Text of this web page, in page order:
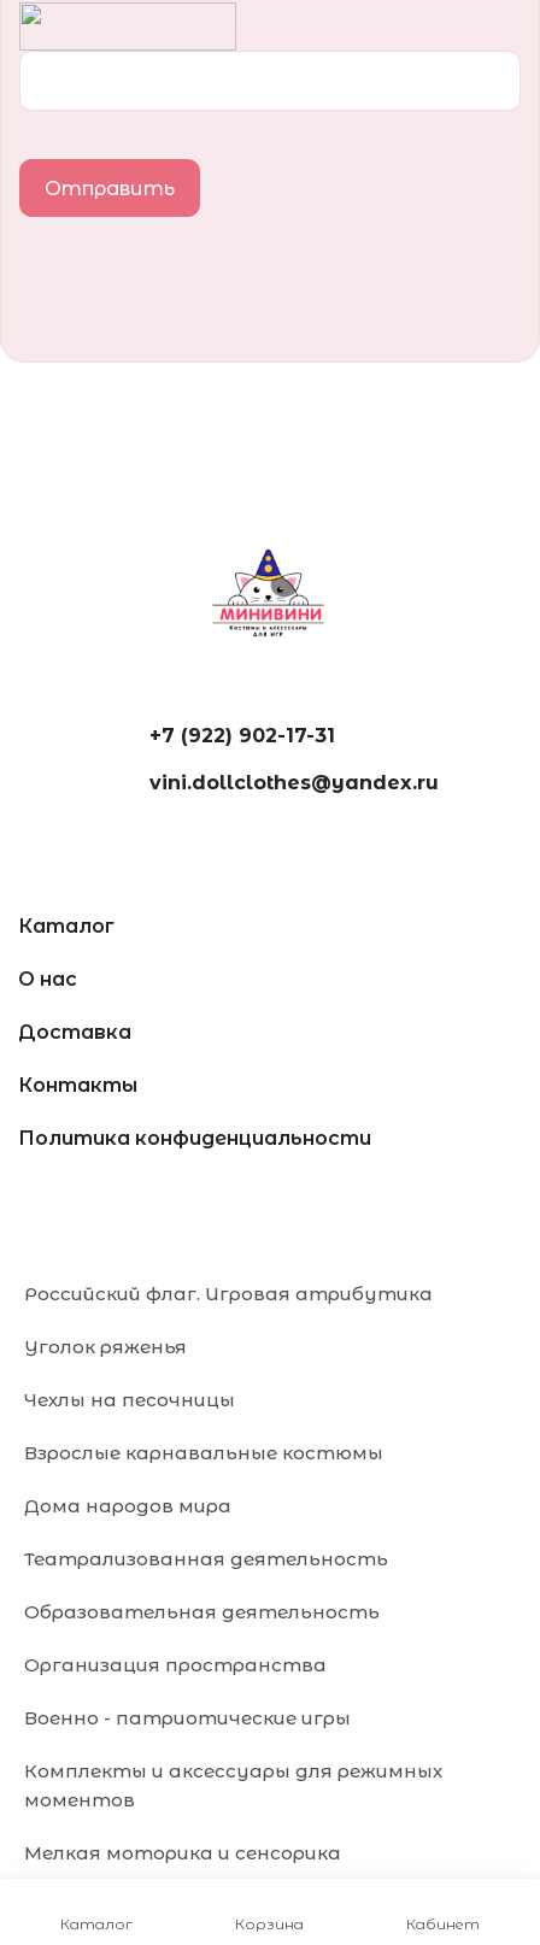
+7 (922) 902-17-31
vini.dollclothes@yandex.ru
Каталог
О нас
Доставка
Контакты
Политика конфиденциальности
Российский флаг. Игровая атрибутика
Уголок ряженья
Чехлы на песочницы
Взрослые карнавальные костюмы
Дома народов мира
Театрализованная деятельность
Образовательная деятельность
Организация пространства
Военно - патриотические игры
Комплекты и аксессуары для режимных
моментов
Мелкая моторика и сенсорика
Корзина
0 позиций на сумму0 руб.
Каталог Корзина Кабинет